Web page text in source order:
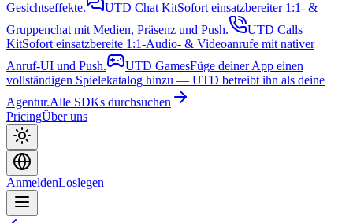
Gesichtseffekte.
UTD Chat KitSofort einsatzbereiter 1:1- &
Gruppenchat mit Medien, Präsenz und Push.
UTD Calls
KitSofort einsatzbereite 1:1-Audio- & Videoanrufe mit nativer
Anruf-UI und Push.
UTD GamesFüge deiner App einen
vollständigen Spielekatalog hinzu — UTD betreibt ihn als deine
Agentur.Alle SDKs durchsuchen
PricingÜber uns
AnmeldenLoslegen